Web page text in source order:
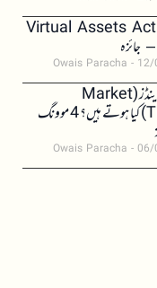
پاکستان کا Virtual Assets Act
Owais Paracha
مارکیٹ ٹرینڈز (Market
Trends) کیا ہوتے ہیں؟ 4 موونگ
Owais Paracha 06/